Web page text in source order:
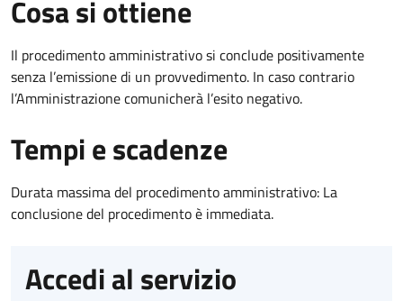
Cosa si ottiene
Il procedimento amministrativo si conclude positivamente
senza l’emissione di un provvedimento. In caso contrario
l’Amministrazione comunicherà l’esito negativo.
Tempi e scadenze
Durata massima del procedimento amministrativo: La
conclusione del procedimento è immediata.
Accedi al servizio